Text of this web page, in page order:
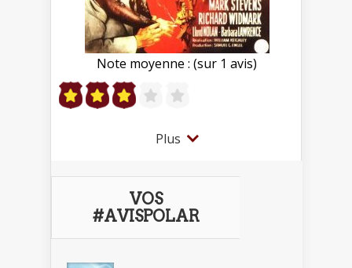
Note moyenne : (sur 1 avis)
Plus
VOS
#AVISPOLAR